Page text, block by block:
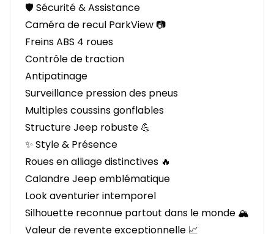
🛡️ Sécurité & Assistance
Caméra de recul ParkView 📷
Freins ABS 4 roues
Contrôle de traction
Antipatinage
Surveillance pression des pneus
Multiples coussins gonflables
Structure Jeep robuste 💪
✨ Style & Présence
Roues en alliage distinctives 🔥
Calandre Jeep emblématique
Look aventurier intemporel
Silhouette reconnue partout dans le monde 🏔️
Valeur de revente exceptionnelle 📈